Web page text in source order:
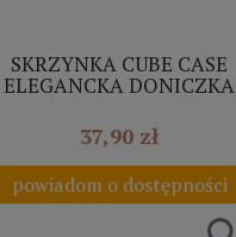
SKRZYNKA CUBE CASE
ELEGANCKA DONICZKA
60CM
37,90 zł
powiadom o dostępności